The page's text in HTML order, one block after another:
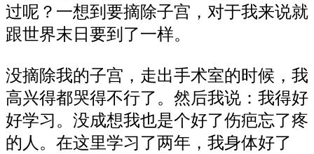
过呢？一想到要摘除子宫，对于我来说就
跟世界末日要到了一样。
没摘除我的子宫，走出手术室的时候，我
高兴得都哭得不行了。然后我说：我得好
好学习。没成想我也是个好了伤疤忘了疼
的人。在这里学习了两年，我身体好了